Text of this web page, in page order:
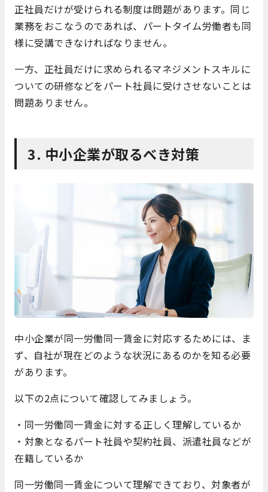
正社員だけが受けられる制度は問題があります。同じ
業務をおこなうのであれば、パートタイム労働者も同
様に受講できなければなりません。
一方、正社員だけに求められるマネジメントスキルに
ついての研修などをパート社員に受けさせないことは
問題ありません。
3. 中小企業が取るべき対策
中小企業が同一労働同一賃金に対応するためには、ま
ず、自社が現在どのような状況にあるのかを知る必要
があります。
以下の2点について確認してみましょう。
・同一労働同一賃金に対する正しく理解しているか
・対象となるパート社員や契約社員、派遣社員などが
在籍しているか
同一労働同一賃金について理解できており、対象者が